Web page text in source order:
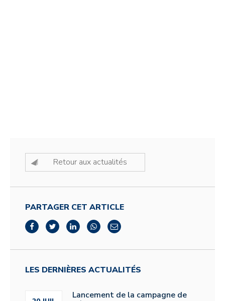
Retour aux actualités
PARTAGER CET ARTICLE
LES DERNIÈRES ACTUALITÉS
Lancement de la campagne de